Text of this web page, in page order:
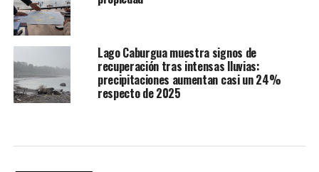
Lago Caburgua muestra signos de
recuperación tras intensas lluvias:
precipitaciones aumentan casi un 24%
respecto de 2025